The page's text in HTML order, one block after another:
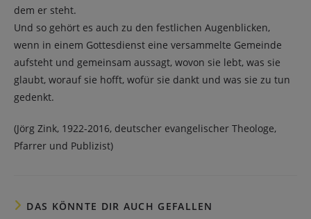
dem er steht.
Und so gehört es auch zu den festlichen Augenblicken,
wenn in einem Gottesdienst eine versammelte Gemeinde
aufsteht und gemeinsam aussagt, wovon sie lebt, was sie
glaubt, worauf sie hofft, wofür sie dankt und was sie zu tun
gedenkt.
(Jörg Zink, 1922-2016, deutscher evangelischer Theologe,
Pfarrer und Publizist)
DAS KÖNNTE DIR AUCH GEFALLEN